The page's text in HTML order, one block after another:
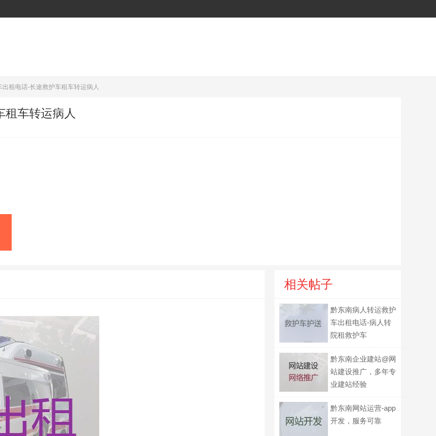
出租电话-长途救护车租车转运病人
租车转运病人
相关帖子
黔东南病人转运救护
车出租电话-病人转
院租救护车
黔东南企业建站@网
站建设推广，多年专
业建站经验
黔东南网站运营-app
开发，服务可靠